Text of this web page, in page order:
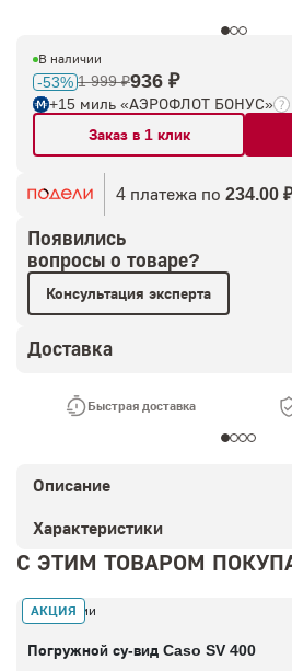
В наличии
-53% 1 999 ₽936 ₽
+15 миль «АЭРОФЛОТ БОНУС»
Заказ в 1 клик
4 платежа по 234.00
Появились
вопросы о товаре?
Консультация эксперта
Доставка
Быстрая доставка
Описание
Характеристики
С ЭТИМ ТОВАРОМ
АКЦИЯ
В наличии
Погружной су-вид Caso SV 400